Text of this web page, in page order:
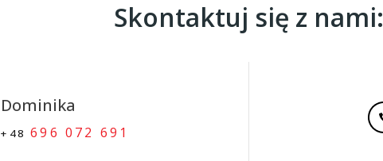
Skontaktuj się z nami:
Dominika
+48696 072 691